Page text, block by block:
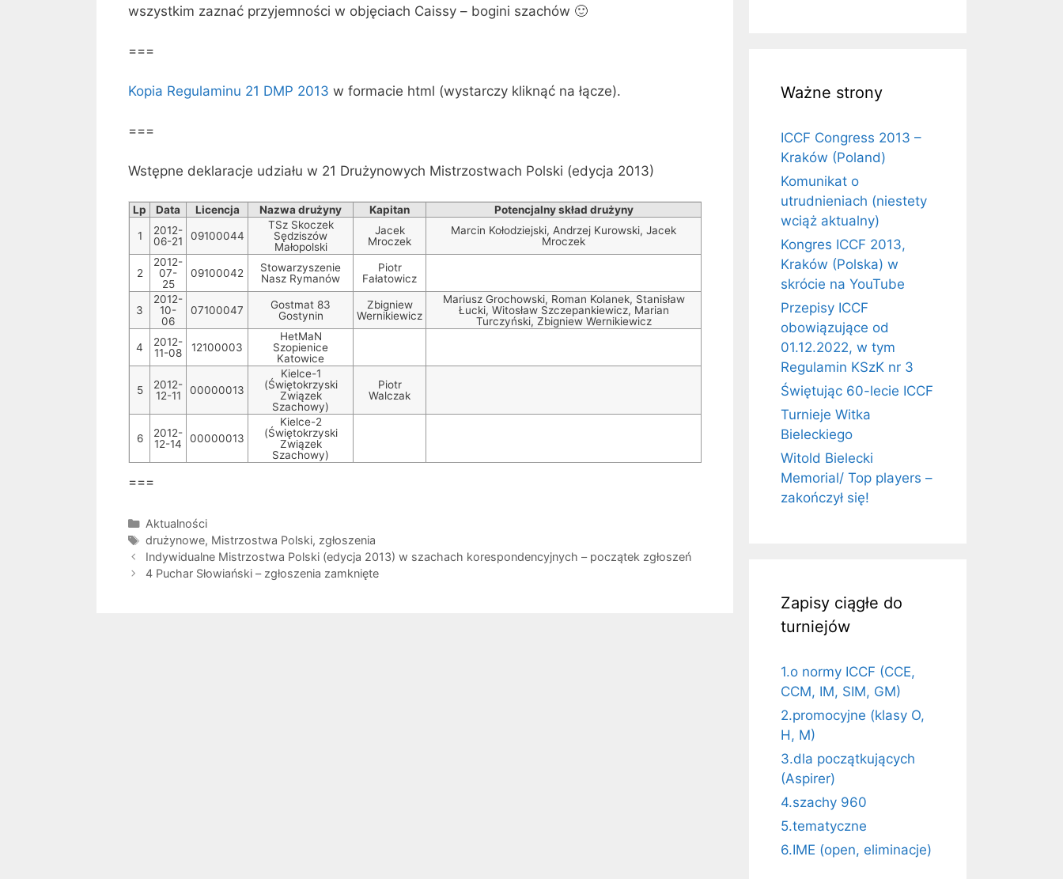
wszystkim zaznać przyjemności w objęciach Caissy – bogini szachów 🙂
===
Kopia Regulaminu 21 DMP 2013 w formacie html (wystarczy kliknąć na łącze).
===
Wstępne deklaracje udziału w 21 Drużynowych Mistrzostwach Polski (edycja 2013)
Lp Data Licencja Nazwa drużyny Kapitan Potencjalny skład drużyny
1
2012-
06-21
09100044
TSz Skoczek
Sędziszów
Małopolski
Jacek
Mroczek
Marcin Kołodziejski, Andrzej Kurowski, Jacek
Mroczek
2
2012-
07-
25
09100042
Stowarzyszenie
Nasz Rymanów
Piotr
Fałatowicz
3
2012-
10-
06
07100047
Gostmat 83
Gostynin
Zbigniew
Wernikiewicz
Mariusz Grochowski, Roman Kolanek, Stanisław
Łucki, Witosław Szczepankiewicz, Marian
Turczyński, Zbigniew Wernikiewicz
4
2012-
11-08
12100003
HetMaN
Szopienice
Katowice
5
2012-
12-11
00000013
Kielce-1
(Świętokrzyski
Związek
Szachowy)
Piotr
Walczak
6
2012-
12-14
00000013
Kielce-2
(Świętokrzyski
Związek
Szachowy)
===
Kategorie
Aktualności
Tagi
drużynowe, Mistrzostwa Polski, zgłoszenia
Indywidualne Mistrzostwa Polski (edycja 2013) w szachach korespondencyjnych – początek zgłoszeń
4 Puchar Słowiański – zgłoszenia zamknięte
Ważne strony
ICCF Congress 2013 –
Kraków (Poland)
Komunikat o
utrudnieniach (niestety
wciąż aktualny)
Kongres ICCF 2013,
Kraków (Polska) w
skrócie na YouTube
Przepisy ICCF
obowiązujące od
01.12.2022, w tym
Regulamin KSzK nr 3
Świętując 60-lecie ICCF
Turnieje Witka
Bieleckiego
Witold Bielecki
Memorial/ Top players –
zakończył się!
Zapisy ciągłe do
turniejów
1.o normy ICCF (CCE,
CCM, IM, SIM, GM)
2.promocyjne (klasy O,
H, M)
3.dla początkujących
(Aspirer)
4.szachy 960
5.tematyczne
6.IME (open, eliminacje)